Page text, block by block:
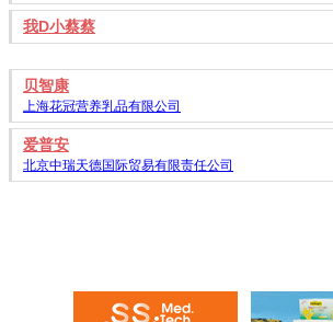
我D小蔡蔡
贝智康
上海花冠营养乳品有限公司
爱普安
北京中瑞天德国际贸易有限责任公司